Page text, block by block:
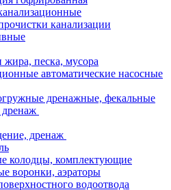
канализации
жира, песка, мусора
автоматические насосные
дренажные, фекальные
дренаж
дренаж
колодцы, комплектующие
воронки, аэраторы
водоотвода